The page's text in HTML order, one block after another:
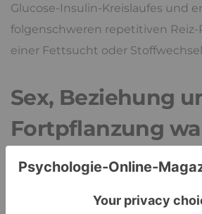
Glucose-Insulin-Kreislaufes und
folgenschweren repetitiven Reiz-
einer Fettsucht oder
Sex, Beziehung
Fortpflanzung
miteinander
Ganz ähnlich, nur mit einem